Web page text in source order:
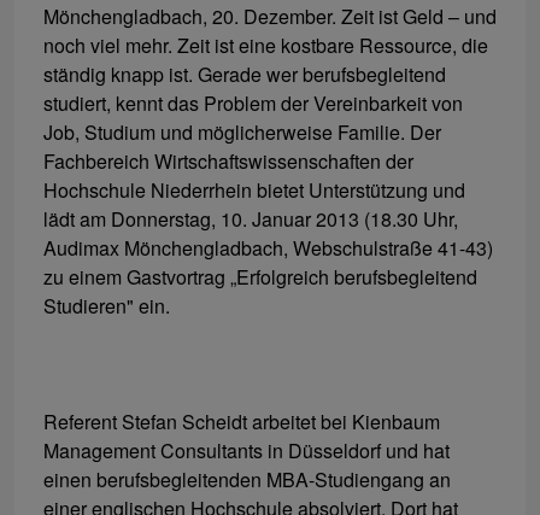
Mönchengladbach, 20. Dezember. Zeit ist Geld – und
noch viel mehr. Zeit ist eine kostbare Ressource, die
ständig knapp ist. Gerade wer berufsbegleitend
studiert, kennt das Problem der Vereinbarkeit von
Job, Studium und möglicherweise Familie. Der
Fachbereich Wirtschaftswissenschaften der
Hochschule Niederrhein bietet Unterstützung und
lädt am Donnerstag, 10. Januar 2013 (18.30 Uhr,
Audimax Mönchengladbach, Webschulstraße 41-43)
zu einem Gastvortrag „Erfolgreich berufsbegleitend
Studieren" ein.
Referent Stefan Scheidt arbeitet bei Kienbaum
Management Consultants in Düsseldorf und hat
einen berufsbegleitenden MBA-Studiengang an
einer englischen Hochschule absolviert. Dort hat